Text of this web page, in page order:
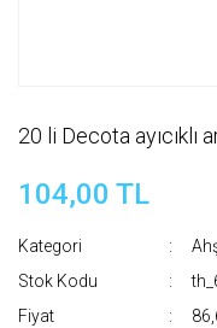
20 li Decota ayıcıklı
104,00 TL
Kategori
Stok Kodu
Fiyat